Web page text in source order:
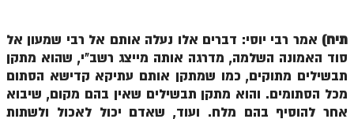
ספר הזוהר הקדוש זוהר ויקרא השקפה
ספר הזוהר הקדוש זוהר ויקרא מתקדמים
זוהר צו מתחילים
תיח) אמר רבי יוסי: דברים אלו נעלה אותם אל רבי שמעון אל
סוד האמונה השלמה, מדרגה אותה מייצג רשב"י, שהוא מתקן
תבשילים מתוקים, כמו שמתקן אותם עתיקא קדישא הסתום
מכל הסתומים. והוא מתקן תבשילים שאין בהם מקום, שיבוא
אחר להוסיף בהם מלח. ועוד, שאדם יכול לאכול ולשתות